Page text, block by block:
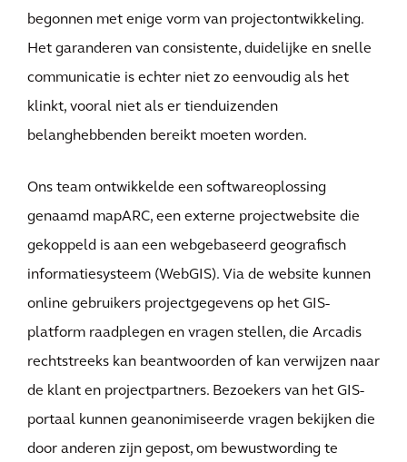
begonnen met enige vorm van projectontwikkeling.
Het garanderen van consistente, duidelijke en snelle
communicatie is echter niet zo eenvoudig als het
klinkt, vooral niet als er tienduizenden
belanghebbenden bereikt moeten worden.
Ons team ontwikkelde een softwareoplossing
genaamd mapARC, een externe projectwebsite die
gekoppeld is aan een webgebaseerd geografisch
informatiesysteem (WebGIS). Via de website kunnen
online gebruikers projectgegevens op het GIS-
platform raadplegen en vragen stellen, die Arcadis
rechtstreeks kan beantwoorden of kan verwijzen naar
de klant en projectpartners. Bezoekers van het GIS-
portaal kunnen geanonimiseerde vragen bekijken die
door anderen zijn gepost, om bewustwording te